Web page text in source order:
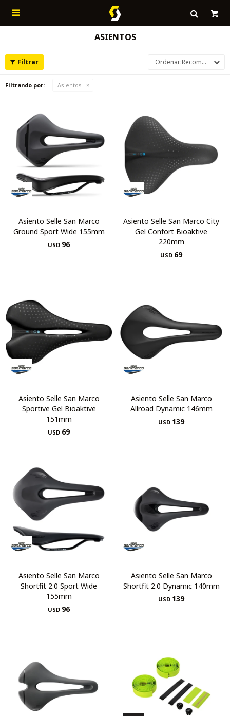

ASIENTOS
Recomendados
Filtrando por: Asientos
Asiento Selle San Marco
Ground Sport Wide 155mm
USD 96
Asiento Selle San Marco City
Gel Confort Bioaktive
220mm
USD 69
Asiento Selle San Marco
Sportive Gel Bioaktive
151mm
USD 69
Asiento Selle San Marco
Allroad Dynamic 146mm
USD 139
Asiento Selle San Marco
Shortfit 2.0 Sport Wide
155mm
USD 96
Asiento Selle San Marco
Shortfit 2.0 Dynamic 140mm
USD 139